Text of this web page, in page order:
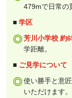
479mで日常の
■学区
芳川小学校 約
学距離。
■ ご見学について
使い勝手と意
いただけます